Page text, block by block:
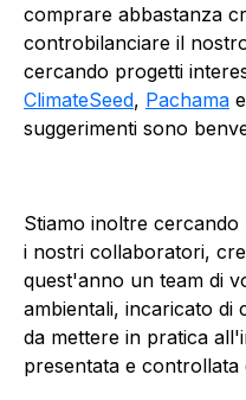
comprare abbastanza
controbilanciare il
cercando progetti
ClimateSeed, Pachama e
suggerimenti sono
Stiamo inoltre
i nostri collaboratori,
quest'anno un team di
ambientali, incaricato di
da mettere in pratica
presentata e controllata